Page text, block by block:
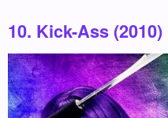
10. Kick-Ass (2010)